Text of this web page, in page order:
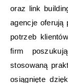
oraz link
agencje oferują
potrzeb
firm
stosowaną
osiągnięte